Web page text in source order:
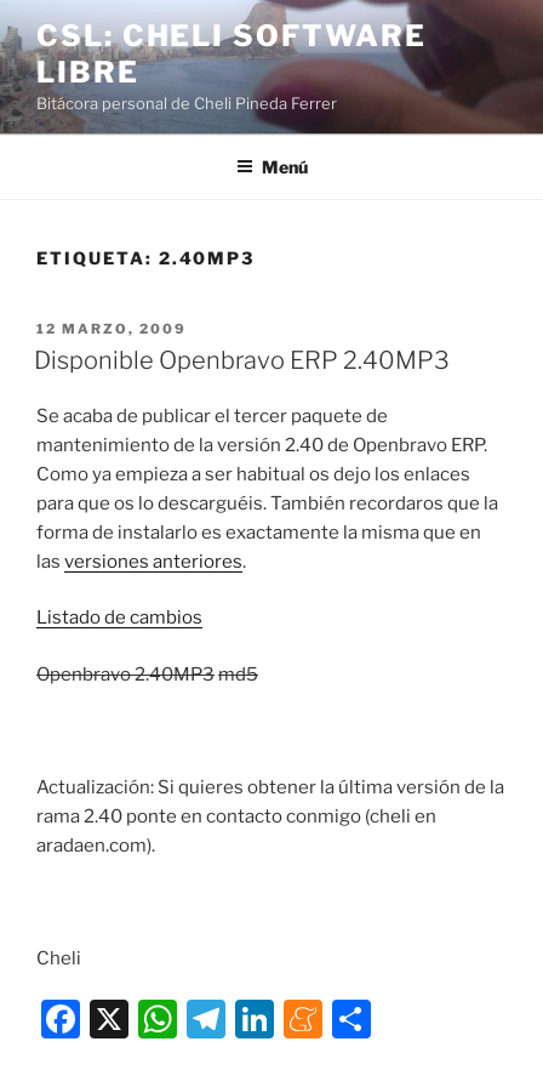
al
contenido
CSL: CHELI SOFTWARE
LIBRE
Bitácora personal de Cheli Pineda Ferrer
Menú
ETIQUETA: 2.40MP3
PUBLICADO
EL
12 MARZO, 2009
Disponible Openbravo ERP 2.40MP3
Se acaba de publicar el tercer paquete de
mantenimiento de la versión 2.40 de Openbravo ERP.
Como ya empieza a ser habitual os dejo los enlaces
para que os lo descarguéis. También recordaros que la
forma de instalarlo es exactamente la misma que en
las versiones anteriores.
Listado de cambios
Openbravo 2.40MP3md5
Actualización: Si quieres obtener la última versión de la
rama 2.40 ponte en contacto conmigo (cheli en
aradaen.com).
Cheli
F
X
W T
Li M